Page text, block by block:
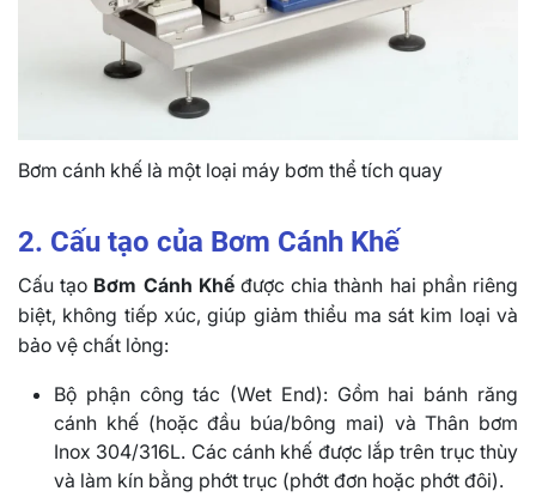
Bơm cánh khế là một loại máy bơm thể tích quay
2. Cấu tạo của Bơm Cánh Khế
Cấu tạo Bơm Cánh Khếđược chia thành hai phần riêng
biệt, không tiếp xúc, giúp giảm thiểu ma sát kim loại và
bảo vệ chất lỏng:
Bộ phận công tác (Wet End): Gồm hai bánh răng
cánh khế (hoặc đầu búa/bông mai) và Thân bơm
Inox 304/316L. Các cánh khế được lắp trên trục thùy
và làm kín bằng phớt trục (phớt đơn hoặc phớt đôi).